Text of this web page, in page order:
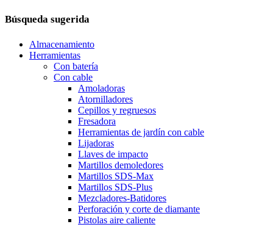
Búsqueda sugerida
Almacenamiento
Herramientas
Con batería
Con cable
Amoladoras
Atornilladores
Cepillos y regruesos
Fresadora
Herramientas de jardín con cable
Lijadoras
Llaves de impacto
Martillos demoledores
Martillos SDS-Max
Martillos SDS-Plus
Mezcladores-Batidores
Perforación y corte de diamante
Pistolas aire caliente